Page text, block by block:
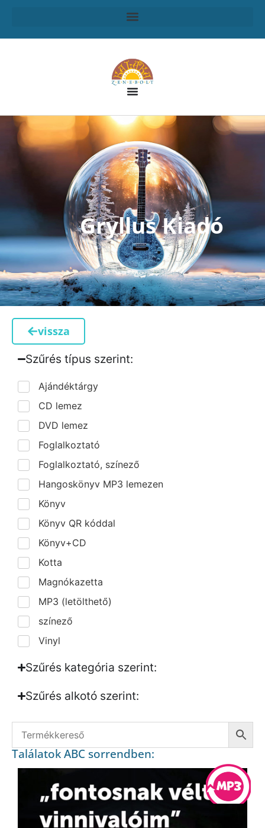
Gryllus Kiadó
vissza
Szűrés típus szerint:​
Ajándéktárgy
CD lemez
DVD lemez
Foglalkoztató
Foglalkoztató, színező
Hangoskönyv MP3 lemezen
Könyv
Könyv QR kóddal
Könyv+CD
Kotta
Magnókazetta
MP3 (letölthető)
színező
Vinyl
Szűrés kategória szerint:
Szűrés alkotó szerint:​
Találatok ABC sorrendben: